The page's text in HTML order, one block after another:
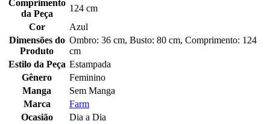
Comprimento
da Peça
124 cm
Cor
Azul
Dimensões do
Produto
Ombro: 36 cm, Busto: 80 cm, Comprimento: 124
cm
Estilo da Peça Estampada
Gênero
Feminino
Manga
Sem Manga
Marca
Farm
Ocasião
Dia a Dia